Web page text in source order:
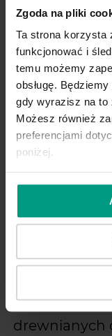
Zgoda na pliki
Ta strona korzysta
funkcjonować i
temu możemy
obsługę.
gdy wyrazisz na to
Możesz również
preferencjami
poniżej.
drzwi z
4 Żywioły
Jedna z cech
japandi to
zatem nie
drewnianych